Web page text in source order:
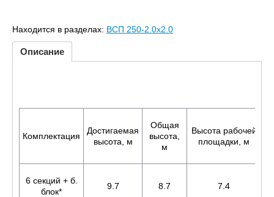
Находится в разделах: ВСП 250-2.0x2.0
Описание
Комплектация
Достигаемая
высота, м
Общая
высота,
м
Высота рабочей
площадки, м
6 секций + б.
блок*
9.7 8.7 7.4